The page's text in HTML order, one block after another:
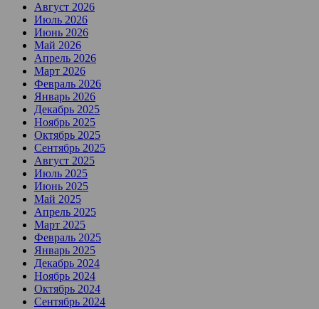
Август 2026
Июль 2026
Июнь 2026
Май 2026
Апрель 2026
Март 2026
Февраль 2026
Январь 2026
Декабрь 2025
Ноябрь 2025
Октябрь 2025
Сентябрь 2025
Август 2025
Июль 2025
Июнь 2025
Май 2025
Апрель 2025
Март 2025
Февраль 2025
Январь 2025
Декабрь 2024
Ноябрь 2024
Октябрь 2024
Сентябрь 2024